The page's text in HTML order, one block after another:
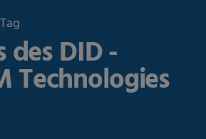
Tag
des DID -
Technologies